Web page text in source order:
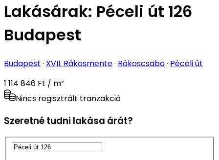
Lakásárak: Péceli út 126
Budapest
Budapest · XVII. Rákosmente· Rákoscsaba· Péceli út
1 114 846 Ft / m²
Nincs regisztrált tranzakció
Szeretné tudni lakása árát?